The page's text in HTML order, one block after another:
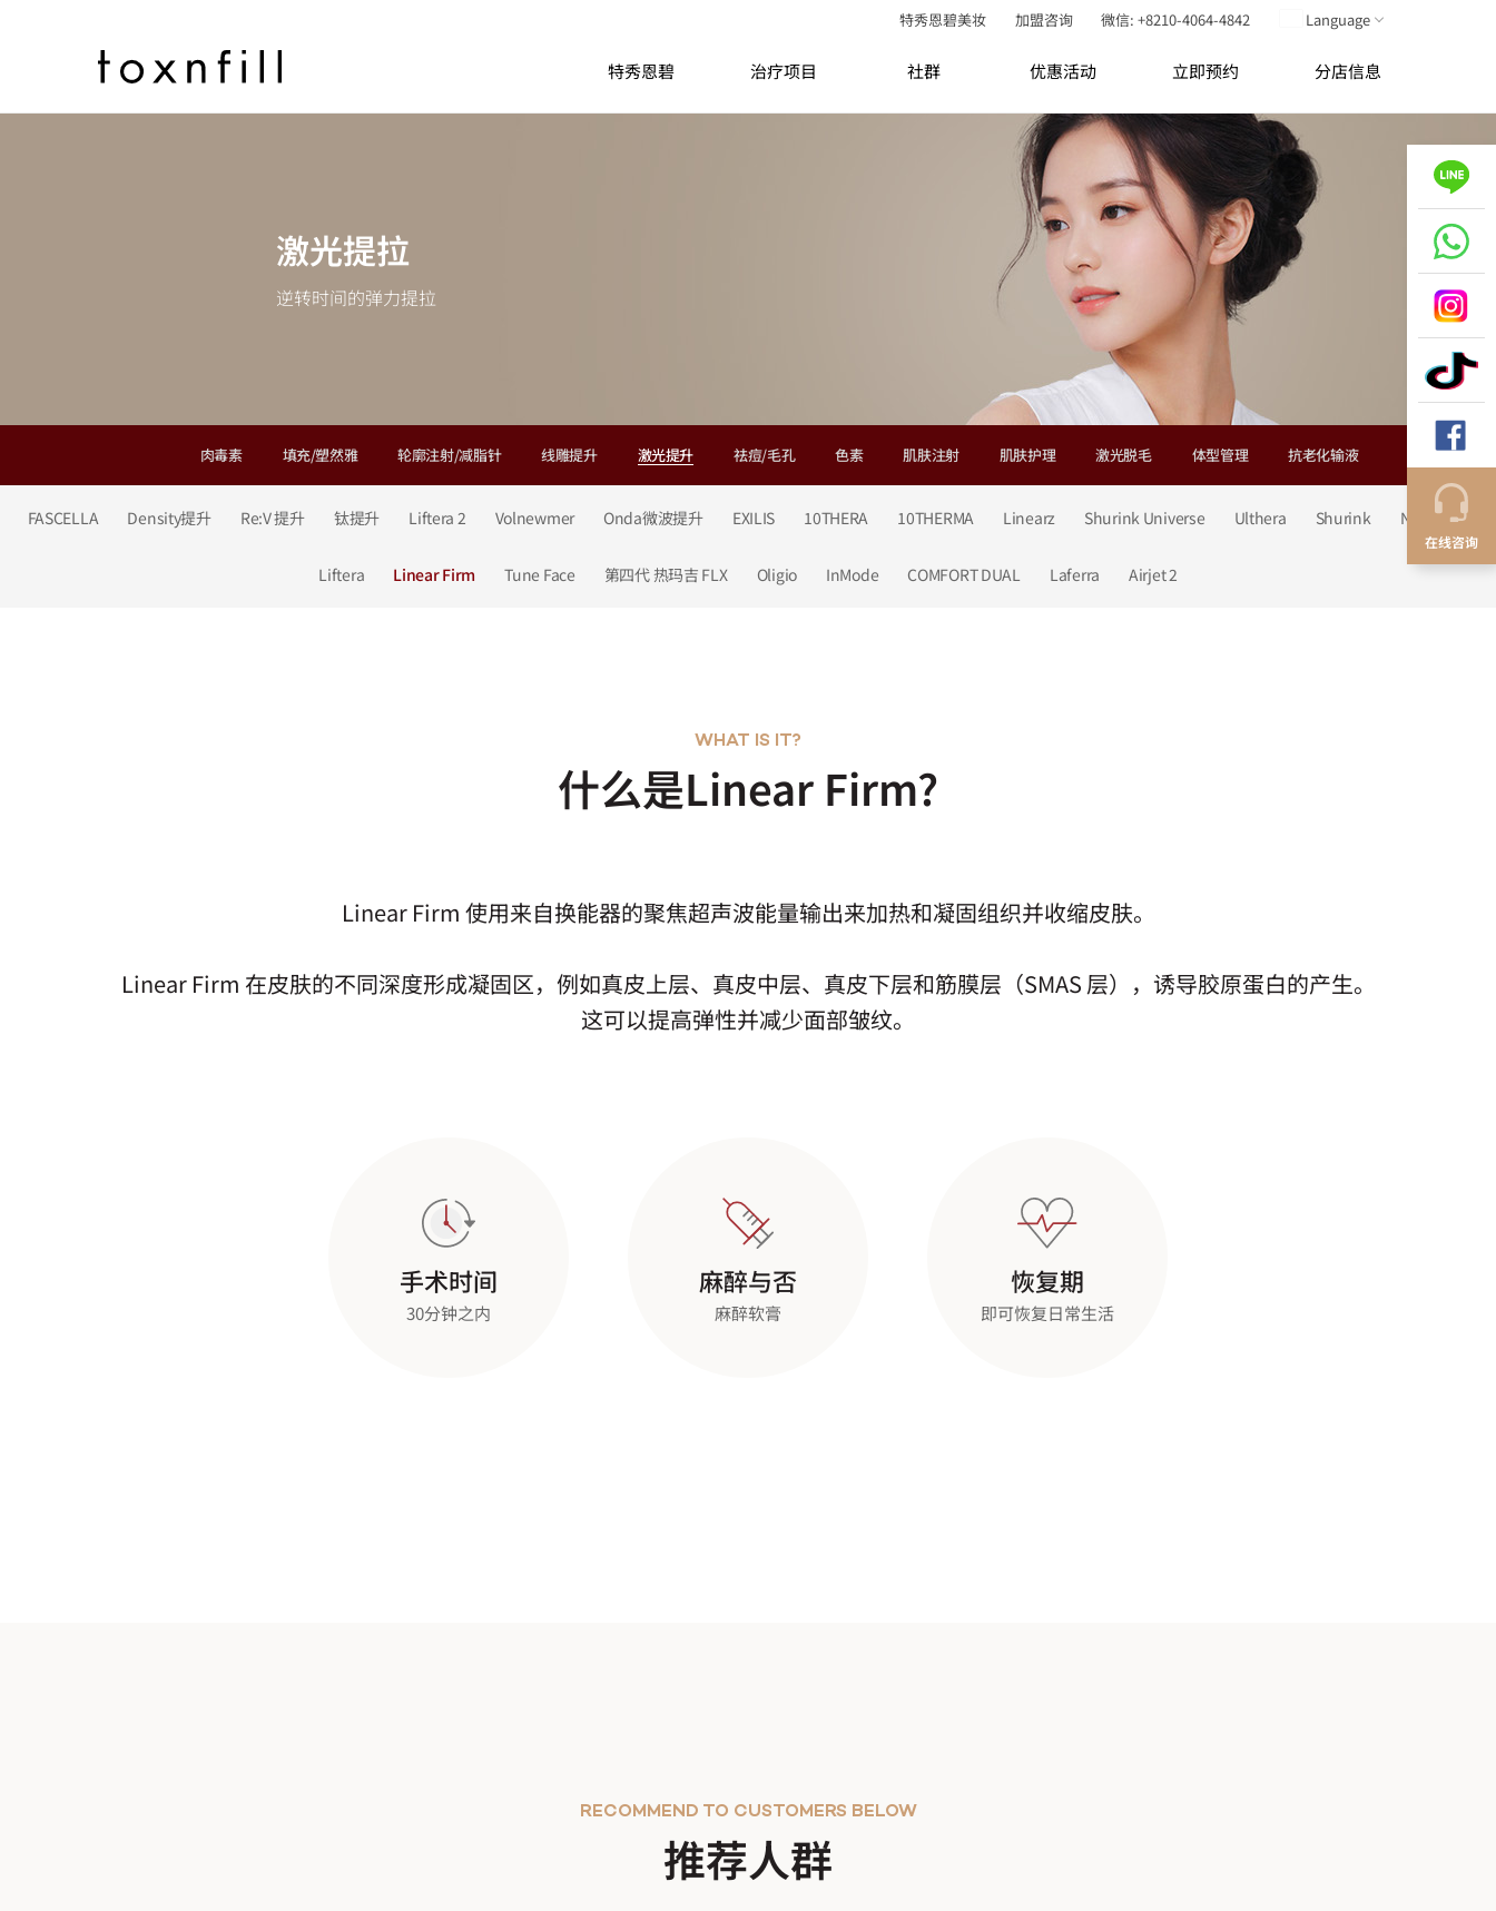
特秀恩碧美妆 加盟咨询 微信: +8210-4064-4842 Language
特秀恩碧 治疗项目 社群 优惠活动 立即预约 分店信息
激光提拉
逆转时间的弹力提拉
肉毒素 填充/塑然雅 轮廓注射/减脂针 线雕提升 激光提升
FASCELLA Density提升 Re:V 提升 钛提升 Liftera 2 Volnewmer Onda微波提升 EXILIS 10THERA 10THERMA Linearz Shurink Universe Ulthera Shurink Newthera
Liftera Linear Firm Tune Face 第四代 热玛吉 FLX Oligio InMode COMFORT DUAL Laferra Airjet 2
祛痘/毛孔 色素 肌肤注射 肌肤护理 激光脱毛 体型管理 抗老化输液
什么是Linear Firm?
WHAT IS IT?
Linear Firm 使用来自换能器的聚焦超声波能量输出来加热和凝固组织并收缩皮肤。
Linear Firm 在皮肤的不同深度形成凝固区，例如真皮上层、真皮中层、真皮下层和筋膜层（SMAS 层），诱导胶原蛋白的产生。
这可以提高弹性并减少面部皱纹。
手术时间
30分钟之内
麻醉与否
麻醉软膏
恢复期
即可恢复日常生活
推荐人群
RECOMMEND TO CUSTOMERS BELOW
在线咨询